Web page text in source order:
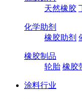
天然橡胶
化学助剂
橡胶助剂
橡胶制品
轮胎 橡胶
涂料行业